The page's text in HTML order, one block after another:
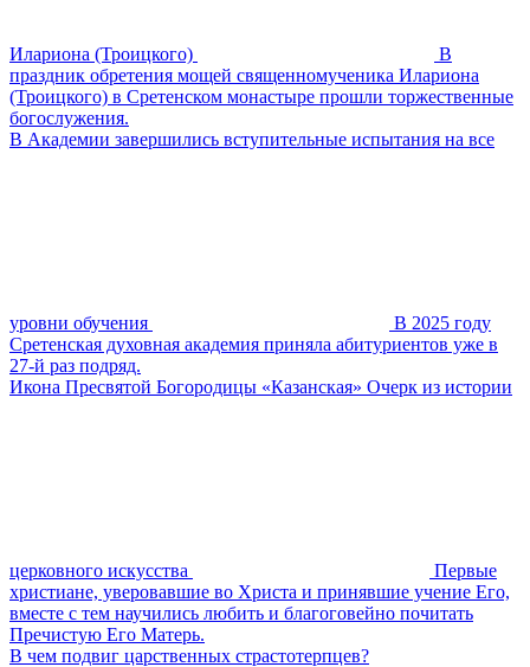
Илариона (Троицкого)
В
праздник обретения мощей священномученика Илариона
(Троицкого) в Сретенском монастыре прошли торжественные
богослужения.
В Академии завершились вступительные испытания на все
уровни обучения
В 2025 году
Сретенская духовная академия приняла абитуриентов уже в
27-й раз подряд.
Икона Пресвятой Богородицы «Казанская» Очерк из истории
церковного искусства
Первые
христиане, уверовавшие во Христа и принявшие учение Его,
вместе с тем научились любить и благоговейно почитать
Пречистую Его Матерь.
В чем подвиг царственных страстотерпцев?